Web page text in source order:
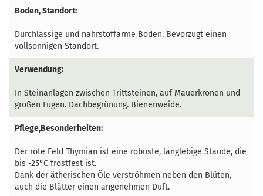
Boden, Standort:
Durchlässige und nährstoffarme Böden. Bevorzugt einen
vollsonnigen Standort.
Verwendung:
In Steinanlagen zwischen Trittsteinen, auf Mauerkronen und
großen Fugen. Dachbegrünung. Bienenweide.
Pflege,Besonderheiten:
Der rote Feld Thymian ist eine robuste, langlebige Staude, die
bis -25°C frostfest ist.
Dank der ätherischen Öle verströhmen neben den Blüten,
auch die Blätter einen angenehmen Duft.